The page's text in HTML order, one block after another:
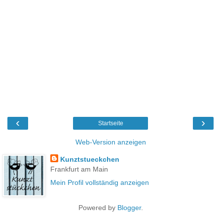
‹ ›
Startseite
Web-Version anzeigen
Kunztstueckchen
Frankfurt am Main
Mein Profil vollständig anzeigen
Powered by Blogger.